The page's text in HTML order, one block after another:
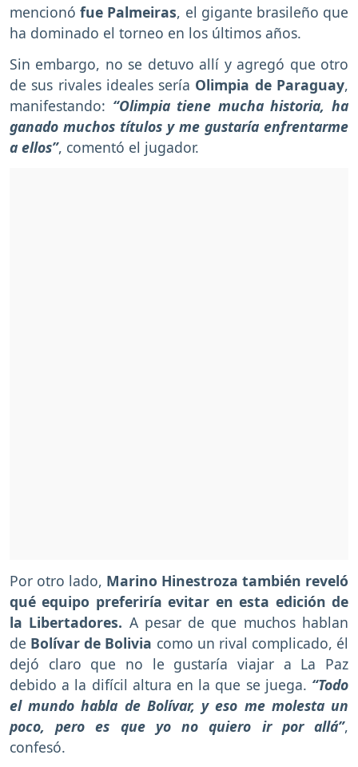
mencionófue Palmeiras, el gigante brasileño que
ha dominado el torneo en los últimos años.
Sin embargo, no se detuvo allí y agregó que otro
de sus rivales ideales sería Olimpia de Paraguay,
manifestando: “Olimpia tiene mucha historia, ha
ganado muchos títulos y me gustaría enfrentarme
a ellos”, comentó el jugador.
Por otro lado, Marino Hinestroza también reveló
qué equipo preferiría evitar en esta edición de
la Libertadores. A pesar de que muchos hablan
de Bolívar de Bolivia como un rival complicado, él
dejó claro que no le gustaría viajar a La Paz
debido a la difícil altura en la que se juega. “Todo
el mundo habla de Bolívar, y eso me molesta un
poco, pero es que yo no quiero ir por allá”,
confesó.